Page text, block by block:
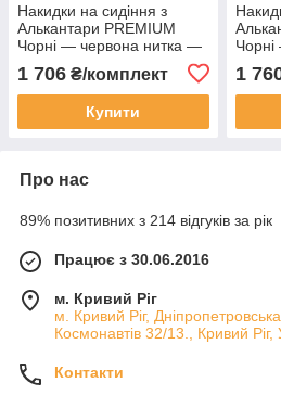
Накидки на сидіння з
Алькантари PREMIUM
Чорні — червона нитка —
на передні сидіння широкі
ПОЛЬША
1 706 ₴/комплект
Купити
1
Про нас
89% позитивних з 214 відгуків за рік
Працює з 30.06.2016
м. Кривий Ріг
м. Кривий Ріг,
Космонавтів 32/13., Кривий Ріг,
Контакти